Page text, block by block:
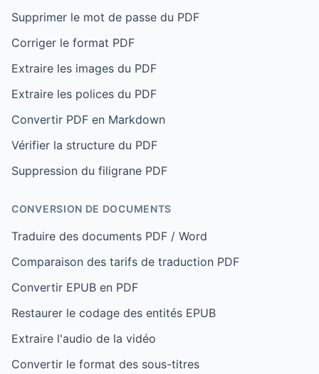
Supprimer le mot de passe du PDF
Corriger le format PDF
Extraire les images du PDF
Extraire les polices du PDF
Convertir PDF en Markdown
Vérifier la structure du PDF
Suppression du filigrane PDF
CONVERSION DE DOCUMENTS
Traduire des documents PDF / Word
Comparaison des tarifs de traduction PDF
Convertir EPUB en PDF
Restaurer le codage des entités EPUB
Extraire l'audio de la vidéo
Convertir le format des sous-titres